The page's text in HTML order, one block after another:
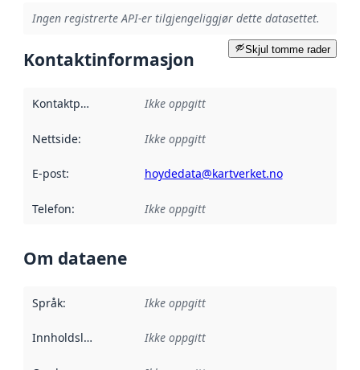
Ingen registrerte API-er tilgjengeliggjør dette datasettet.
Skjul tomme rader
Kontaktinformasjon
Kontaktpunkt Ikke oppgitt
Nettside: Ikke oppgitt
E-post: hoydedata@kartverket.no
Telefon: Ikke oppgitt
Om dataene
Språk: Ikke oppgitt
Innholdsleverandører :
Ikke oppgitt